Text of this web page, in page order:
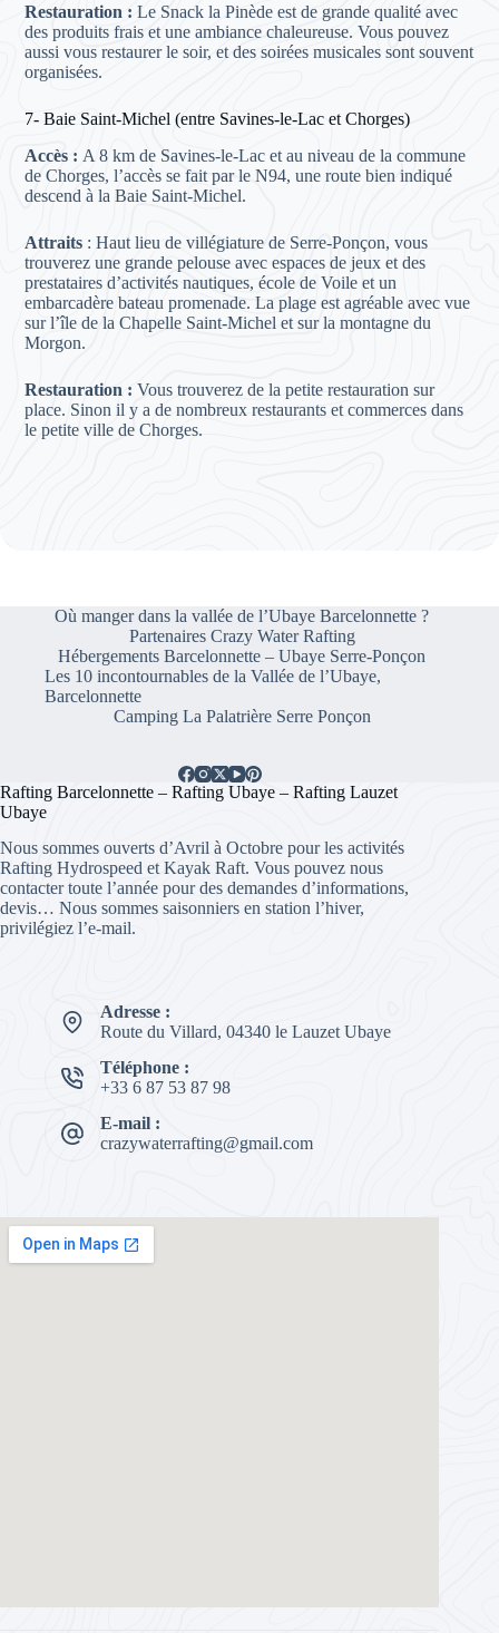
Restauration : Le Snack la Pinède est de grande qualité avec
des produits frais et une ambiance chaleureuse. Vous pouvez
aussi vous restaurer le soir, et des soirées musicales sont souvent
organisées.
7- Baie Saint-Michel (entre Savines-le-Lac et Chorges)
Accès : A 8 km de Savines-le-Lac et au niveau de la commune
de Chorges, l’accès se fait par le N94, une route bien indiqué
descend à la Baie Saint-Michel.
Attraits : Haut lieu de villégiature de Serre-Ponçon, vous
trouverez une grande pelouse avec espaces de jeux et des
prestataires d’activités nautiques, école de Voile et un
embarcadère bateau promenade. La plage est agréable avec vue
sur l’île de la Chapelle Saint-Michel et sur la montagne du
Morgon.
Restauration : Vous trouverez de la petite restauration sur
place. Sinon il y a de nombreux restaurants et commerces dans
le petite ville de Chorges.
Où manger dans la vallée de l’Ubaye Barcelonnette ?
Partenaires Crazy Water Rafting
Hébergements Barcelonnette – Ubaye Serre-Ponçon
Les 10 incontournables de la Vallée de l’Ubaye,
Barcelonnette
Camping La Palatrière Serre Ponçon
Rafting Barcelonnette – Rafting Ubaye – Rafting Lauzet
Ubaye
Nous sommes ouverts d’Avril à Octobre pour les activités
Rafting Hydrospeed et Kayak Raft. Vous pouvez nous
contacter toute l’année pour des demandes d’informations,
devis… Nous sommes saisonniers en station l’hiver,
privilégiez l’e-mail.
Adresse :
Route du Villard, 04340 le Lauzet Ubaye
Téléphone :
+33 6 87 53 87 98
E-mail :
crazywaterrafting@gmail.com